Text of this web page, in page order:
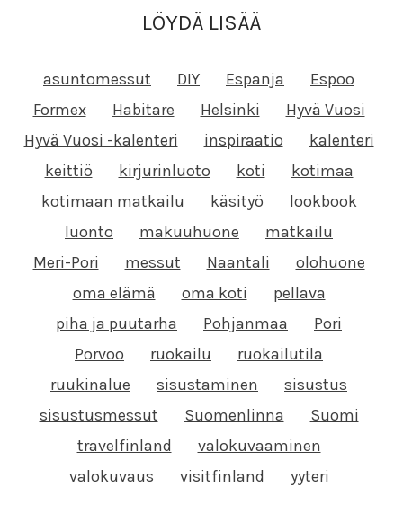
LÖYDÄ LISÄÄ
asuntomessut DIY Espanja
Espoo
Formex
Habitare Helsinki
Hyvä Vuosi
Hyvä Vuosi -kalenteri
inspiraatio
kalenteri
keittiö
kirjurinluoto koti
kotimaa
kotimaan matkailu
käsityö
lookbook
luonto
makuuhuone
matkailu
Meri-Pori
messut Naantali
olohuone
oma elämä
oma koti
pellava
piha ja puutarha
Pohjanmaa
Pori
Porvoo
ruokailu
ruokailutila
ruukinalue
sisustaminen
sisustus
sisustusmessut
Suomenlinna
Suomi
travelfinland
valokuvaaminen
valokuvaus
visitfinland yyteri